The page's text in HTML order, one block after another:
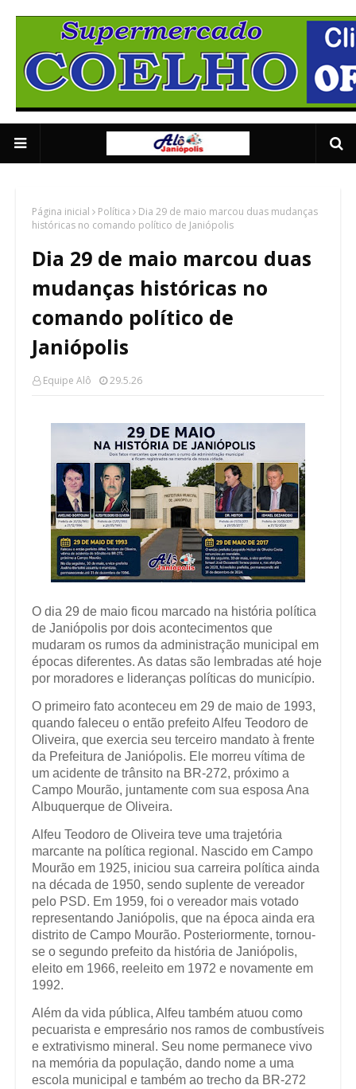
Página inicial Política
Dia 29 de maio marcou duas mudanças
históricas no comando político de Janiópolis
Dia 29 de maio marcou duas
mudanças históricas no
comando político de
Janiópolis
Equipe Alô 29.5.26
O dia 29 de maio ficou marcado na história política
de Janiópolis por dois acontecimentos que
mudaram os rumos da administração municipal em
épocas diferentes. As datas são lembradas até hoje
por moradores e lideranças políticas do município.
O primeiro fato aconteceu em 29 de maio de 1993,
quando faleceu o então prefeito Alfeu Teodoro de
Oliveira, que exercia seu terceiro mandato à frente
da Prefeitura de Janiópolis. Ele morreu vítima de
um acidente de trânsito na BR-272, próximo a
Campo Mourão, juntamente com sua esposa Ana
Albuquerque de Oliveira.
Alfeu Teodoro de Oliveira teve uma trajetória
marcante na política regional. Nascido em Campo
Mourão em 1925, iniciou sua carreira política ainda
na década de 1950, sendo suplente de vereador
pelo PSD. Em 1959, foi o vereador mais votado
representando Janiópolis, que na época ainda era
distrito de Campo Mourão. Posteriormente, tornou-
se o segundo prefeito da história de Janiópolis,
eleito em 1966, reeleito em 1972 e novamente em
1992.
Além da vida pública, Alfeu também atuou como
pecuarista e empresário nos ramos de combustíveis
e extrativismo mineral. Seu nome permanece vivo
na memória da população, dando nome a uma
escola municipal e também ao trecho da BR-272